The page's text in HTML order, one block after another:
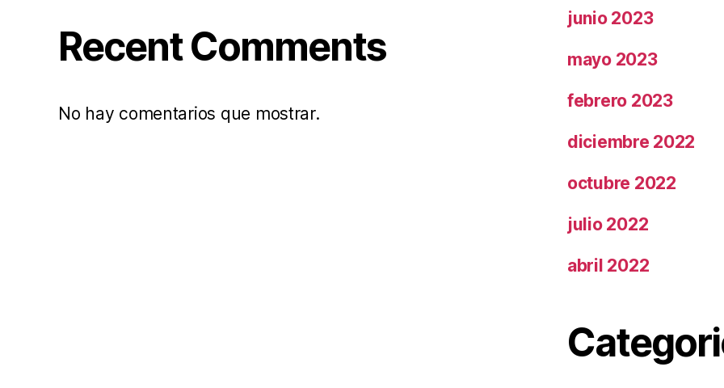
Recent Comments
No hay comentarios que mostrar.
junio 2023
mayo 2023
febrero 2023
diciembre 2022
octubre 2022
julio 2022
abril 2022